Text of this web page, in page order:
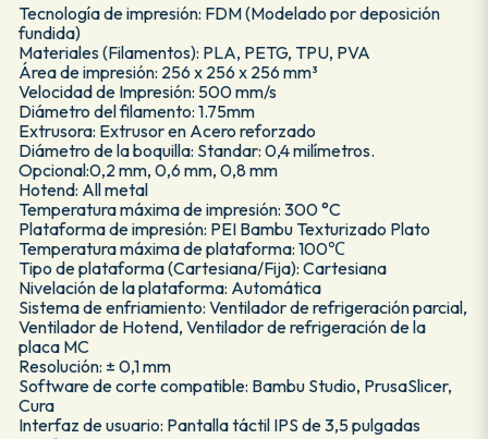
Tecnología de impresión: FDM (Modelado por deposición
fundida)
Materiales (Filamentos): PLA, PETG, TPU, PVA
Área de impresión: 256 x 256 x 256 mm³
Velocidad de Impresión: 500 mm/s
Diámetro del filamento: 1.75mm
Extrusora: Extrusor en Acero reforzado
Diámetro de la boquilla: Standar: 0,4 milímetros.
Opcional:0,2 mm, 0,6 mm, 0,8 mm
Hotend: All metal
Temperatura máxima de impresión: 300 °C
Plataforma de impresión: PEI Bambu Texturizado Plato
Temperatura máxima de plataforma: 100℃
Tipo de plataforma (Cartesiana/Fija): Cartesiana
Nivelación de la plataforma: Automática
Sistema de enfriamiento: Ventilador de refrigeración parcial,
Ventilador de Hotend, Ventilador de refrigeración de la
placa MC
Resolución: ± 0,1 mm
Software de corte compatible: Bambu Studio, PrusaSlicer,
Cura
Interfaz de usuario: Pantalla táctil IPS de 3,5 pulgadas